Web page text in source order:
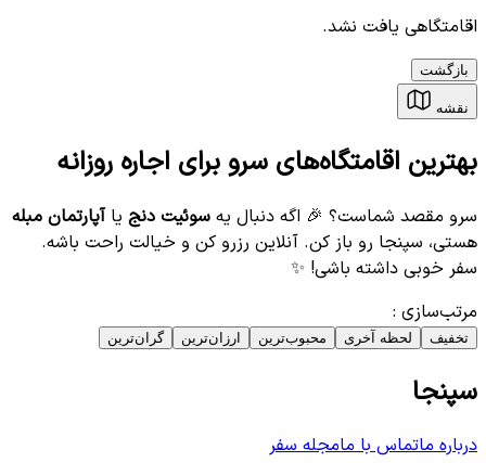
اقامتگاهی یافت نشد.
بازگشت
نقشه
بهترین اقامتگاه‌های سرو برای اجاره روزانه
سرو مقصد شماست؟ 🎉 اگه دنبال یه سوئیت دنج یاآپارتمان مبله
هستی، سپنجا رو باز کن. آنلاین رزرو کن و خیالت راحت باشه.
سفر خوبی داشته باشی! ✨
مرتب‌سازی :
تخفیف لحظه آخری محبوب‌ترین ارزان‌ترین گران‌ترین
سپنجا
درباره ماتماس با مامجله سفر